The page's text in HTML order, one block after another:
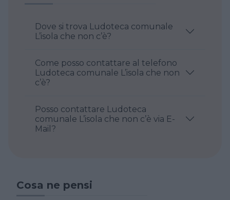
Dove si trova Ludoteca comunale
L’isola che non c’è?
Come posso contattare al telefono
Ludoteca comunale L’isola che non
c’è?
Posso contattare Ludoteca
comunale L’isola che non c’è via E-
Mail?
Cosa ne pensi